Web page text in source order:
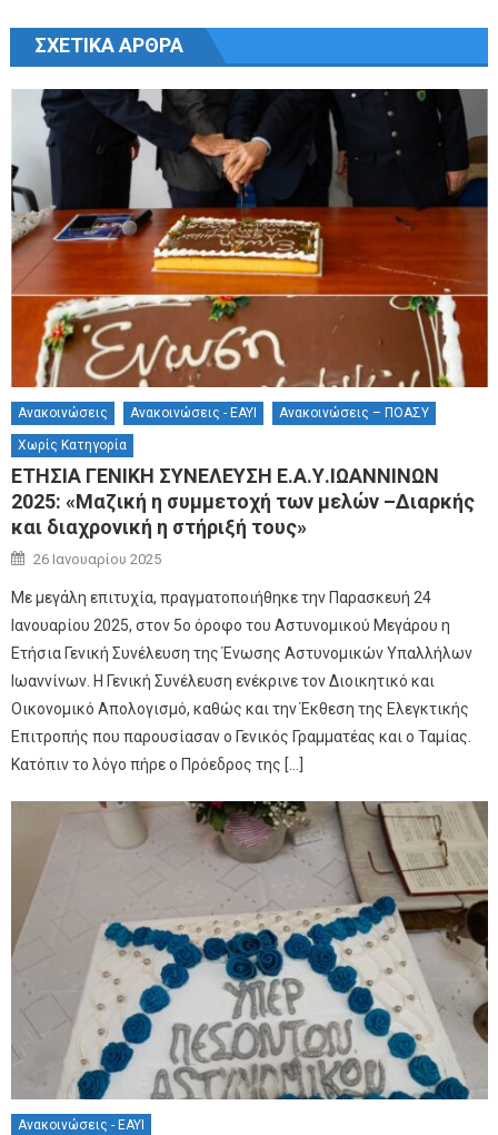
Πλοήγηση άρθρων
ΣΧΕΤΙΚΆ ΆΡΘΡΑ
Ανακοινώσεις Ανακοινώσεις - ΕΑΥΙ Ανακοινώσεις – ΠΟΑΣΥ
Χωρίς Κατηγορία
ΕΤΗΣΙΑ ΓΕΝΙΚΗ ΣΥΝΕΛΕΥΣΗ Ε.Α.Υ.ΙΩΑΝΝΙΝΩΝ
2025: «Μαζική η συμμετοχή των μελών –Διαρκής
και διαχρονική η στήριξή τους»
Posted on
26 Ιανουαρίου 2025
Με μεγάλη επιτυχία, πραγματοποιήθηκε την Παρασκευή 24
Ιανουαρίου 2025, στον 5ο όροφο του Αστυνομικού Μεγάρου η
Ετήσια Γενική Συνέλευση της Ένωσης Αστυνομικών Υπαλλήλων
Ιωαννίνων. Η Γενική Συνέλευση ενέκρινε τον Διοικητικό και
Οικονομικό Απολογισμό, καθώς και την Έκθεση της Ελεγκτικής
Επιτροπής που παρουσίασαν ο Γενικός Γραμματέας και ο Ταμίας.
Κατόπιν το λόγο πήρε ο Πρόεδρος της […]
Ανακοινώσεις - ΕΑΥΙ